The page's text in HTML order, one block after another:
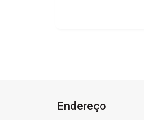
Endereço